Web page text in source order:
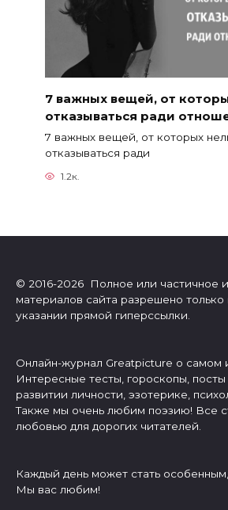
7 важных вещей, от
отказываться ради
7 важных вещей, от которых
отказываться ради
1.2к.
© 2016-2026 Полное или частичное
материалов сайта разрешено только
указании прямой гиперссылки.
Онлайн-журнал Greatpicture о самом
Интересные тесты, гороскопы,
развитии личности, эзотерике,
Также мы очень любим поэзию! Все
любовью для дорогих читателей.
Каждый день может стать
Мы вас любим!